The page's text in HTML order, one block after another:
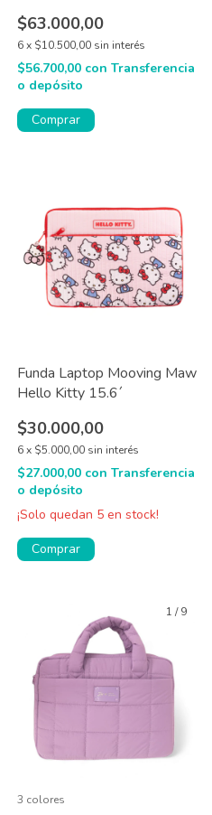
$63.000,00
6x $10.500,00 sin interés
$56.700,00 con Transferencia
o depósito
Funda Laptop Mooving Maw
Hello Kitty 15.6´
$30.000,00
6x $5.000,00 sin interés
$27.000,00 con Transferencia
o depósito
¡Solo quedan 5 en stock!
1 /9
3 colores